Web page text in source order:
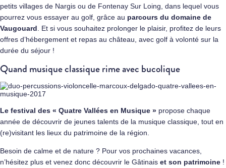
petits villages de Nargis ou de Fontenay Sur Loing, dans lequel vous
pourrez vous essayer au golf, grâce au parcours du domaine de
Vaugouard. Et si vous souhaitez prolonger le plaisir, profitez de leurs
offres d’hébergement et repas au château, avec golf à volonté sur la
durée du séjour !
Quand musique classique rime avec bucolique
Le festival des « Quatre Vallées en Musique » propose chaque
année de découvrir de jeunes talents de la musique classique, tout en
(re)visitant les lieux du patrimoine de la région.
Besoin de calme et de nature ? Pour vos prochaines vacances,
n’hésitez plus et venez donc découvrir le Gâtinais et son patrimoine !